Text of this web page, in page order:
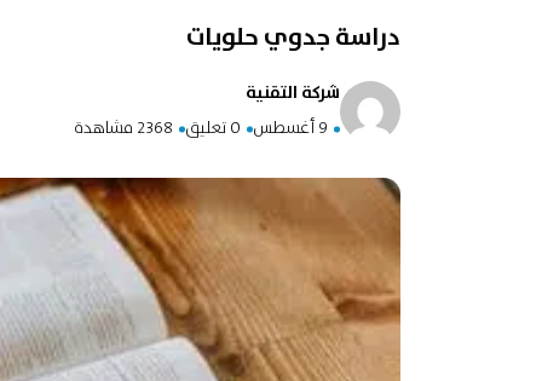
دراسة جدوي حلويات
شركة التقنية
9 أغسطس
0 تعليق 2368 مشاهدة